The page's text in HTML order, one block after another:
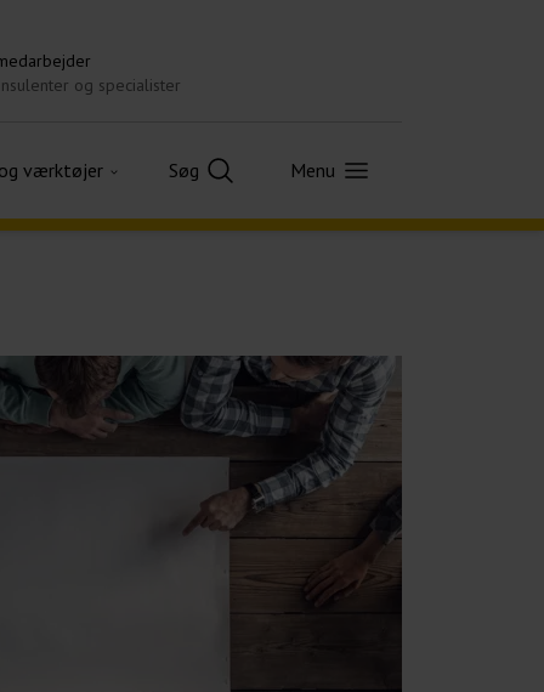
og specialister
værktøjer Søg Menu